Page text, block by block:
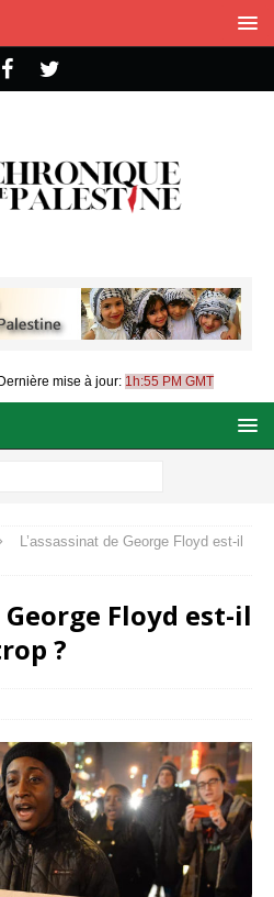
mise à jour: 1h:55 PM GMT
L’assassinat de George Floyd est-il
George Floyd est-il
?